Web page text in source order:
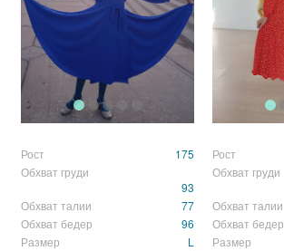
3 звезды
2 звезды
1 звезда
Рост
175
Обхват груди
93
Обхват талии
77
Обхват бедер
96
Размер
L
Рост
Обхват груди
Обхват талии
Обхват бедер
Размер